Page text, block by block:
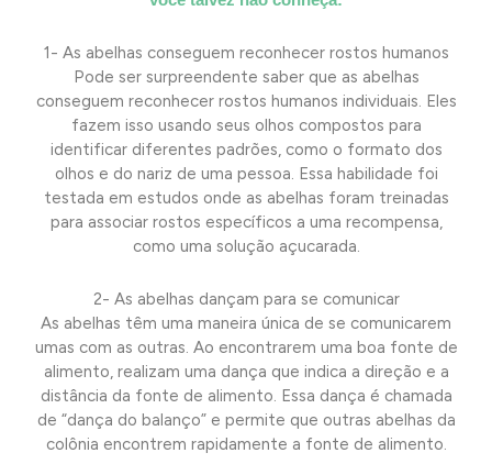
1- As abelhas conseguem reconhecer rostos humanos
Pode ser surpreendente saber que as abelhas
conseguem reconhecer rostos humanos individuais. Eles
fazem isso usando seus olhos compostos para
identificar diferentes padrões, como o formato dos
olhos e do nariz de uma pessoa. Essa habilidade foi
testada em estudos onde as abelhas foram treinadas
para associar rostos específicos a uma recompensa,
como uma solução açucarada.
2- As abelhas dançam para se comunicar
As abelhas têm uma maneira única de se comunicarem
umas com as outras. Ao encontrarem uma boa fonte de
alimento, realizam uma dança que indica a direção e a
distância da fonte de alimento. Essa dança é chamada
de “dança do balanço” e permite que outras abelhas da
colônia encontrem rapidamente a fonte de alimento.